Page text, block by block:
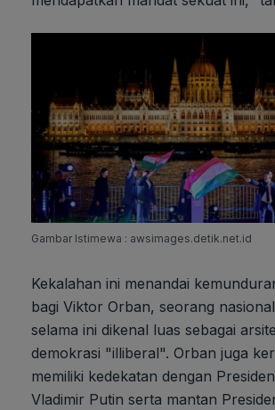
Gambar Istimewa : awsimages.detik.net.id
Kekalahan ini menandai
bagi Viktor Orban, seorang
selama ini dikenal luas sebagai
demokrasi "illiberal". Orban juga
memiliki kedekatan dengan
Vladimir Putin serta mantan